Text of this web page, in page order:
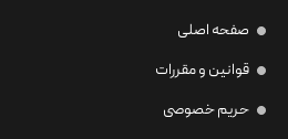
صفحه اصلی
قوانین و مقررات
حریم خصوصی